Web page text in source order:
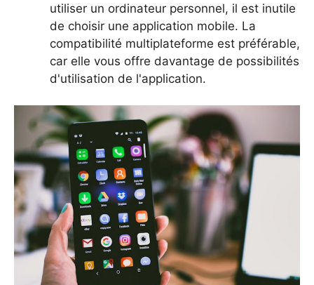
utiliser un ordinateur personnel, il est inutile
de choisir une application mobile. La
compatibilité multiplateforme est préférable,
car elle vous offre davantage de possibilités
d'utilisation de l'application.